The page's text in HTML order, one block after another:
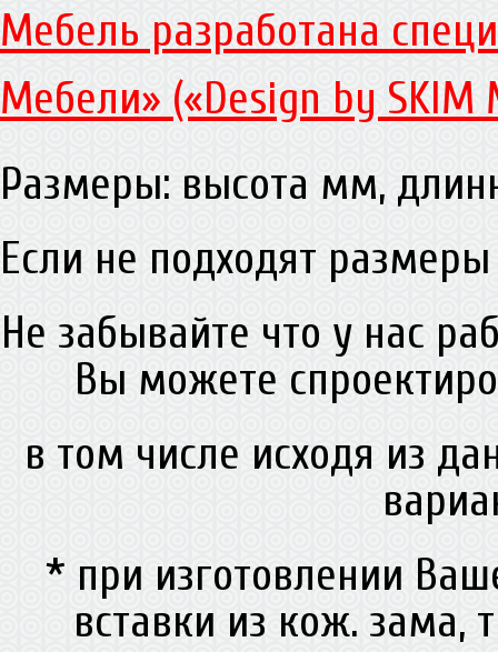
Мебель разработана
Мебели» («Design by SKIM
Размеры: высота мм,
Если не подходят
Не забывайте что у нас
Вы можете
в том числе исходя из
* при изготовлении
вставки из кож. зама,